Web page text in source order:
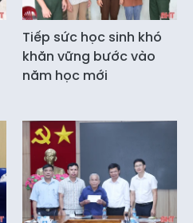
Tiếp sức học sinh khó
khăn vững bước vào
năm học mới